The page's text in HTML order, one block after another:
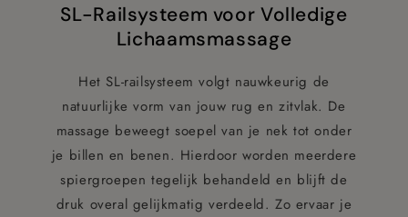
SL-Railsysteem voor Volledige
Lichaamsmassage
Het SL-railsysteem volgt nauwkeurig de
natuurlijke vorm van jouw rug en zitvlak. De
massage beweegt soepel van je nek tot onder
je billen en benen. Hierdoor worden meerdere
spiergroepen tegelijk behandeld en blijft de
druk overal gelijkmatig verdeeld. Zo ervaar je